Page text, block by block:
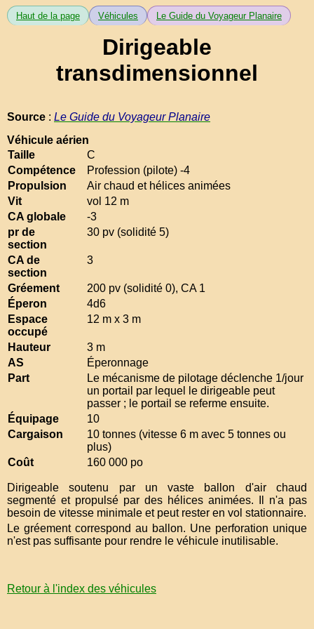
Haut de la page Véhicules Le Guide du Voyageur Planaire
Dirigeable
transdimensionnel
Source : Le Guide du Voyageur Planaire
Véhicule aérien
Taille
C
Compétence
Profession (pilote) -4
Propulsion
Air chaud et hélices animées
Vit
vol 12 m
CA globale
-3
pr de
section
30 pv (solidité 5)
CA de
section
3
Gréement
200 pv (solidité 0), CA 1
Éperon
4d6
Espace
occupé
12 m x 3 m
Hauteur
3 m
AS
Éperonnage
Part
Le mécanisme de pilotage déclenche 1/jour
un portail par lequel le dirigeable peut
passer ; le portail se referme ensuite.
Équipage
10
Cargaison
10 tonnes (vitesse 6 m avec 5 tonnes ou
plus)
Coût
160 000 po
Dirigeable soutenu par un vaste ballon d'air chaud
segmenté et propulsé par des hélices animées. Il n'a pas
besoin de vitesse minimale et peut rester en vol stationnaire.
Le gréement correspond au ballon. Une perforation unique
n'est pas suffisante pour rendre le véhicule inutilisable.
Retour à l'index des véhicules